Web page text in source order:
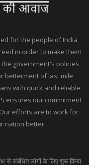
for the people of India
in order to make them
government's policies
betterment of last mile
with quick and reliable
ensures our commitment
efforts are to work for
nation better.
से संबंधित लोगों के लिए शुरू किया